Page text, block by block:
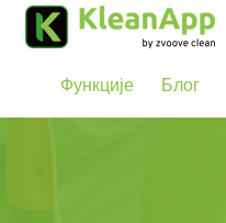
Preskoči na glavni sadržaj
Функције Блог